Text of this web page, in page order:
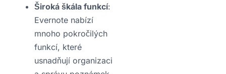
Široká škála funkcí:
Evernote nabízí
mnoho pokročilých
funkcí, které
usnadňují organizaci